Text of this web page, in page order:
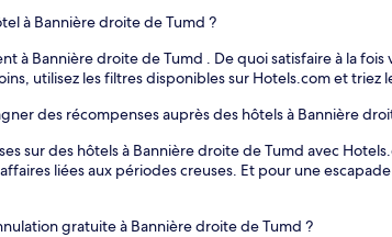
à Bannière droite de Tumd ?
à Bannière droite de Tumd . De quoi satisfaire à la
utilisez les filtres disponibles sur Hotels.com et triez
des récompenses auprès des hôtels à Bannière
sur des hôtels à Bannière droite de Tumd avec
liées aux périodes creuses. Et pour une
gratuite à Bannière droite de Tumd ?